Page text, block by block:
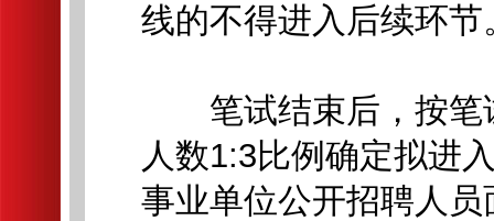
线的不得进入后续环节
笔试结束后，按笔
人数1:3比例确定拟进
事业单位公开招聘人